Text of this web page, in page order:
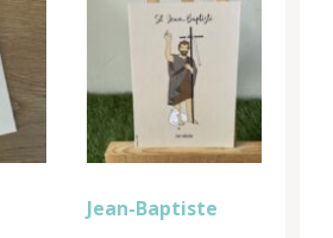
Jean-Baptiste